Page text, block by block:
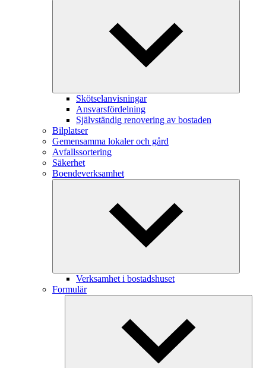
Skötselanvisningar
Ansvarsfördelning
Självständig renovering av bostaden
Bilplatser
Gemensamma lokaler och gård
Avfallssortering
Säkerhet
Boendeverksamhet
Verksamhet i bostadshuset
Formulär